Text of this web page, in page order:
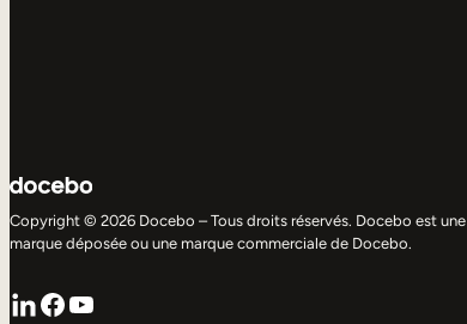
Copyright © 2026 Docebo – Tous droits réservés. Docebo est une
marque déposée ou une marque commerciale de Docebo.
LinkedIn
Facebook
YouTube